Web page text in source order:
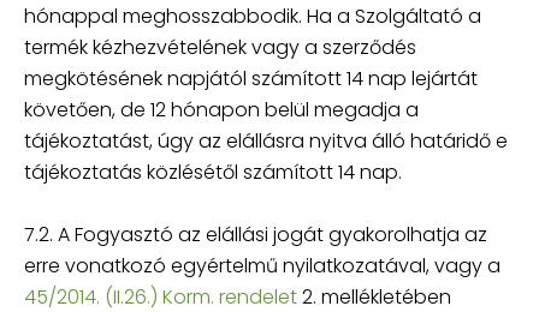
hónappal meghosszabbodik. Ha a Szolgáltató a
termék kézhezvételének vagy a szerződés
megkötésének napjától számított 14 nap lejártát
követően, de 12 hónapon belül megadja a
tájékoztatást, úgy az elállásra nyitva álló határidő e
tájékoztatás közlésétől számított 14 nap.
7.2. A Fogyasztó az elállási jogát gyakorolhatja az
erre vonatkozó egyértelmű nyilatkozatával, vagy a
45/2014. (II.26.) Korm. rendelet2. mellékletében